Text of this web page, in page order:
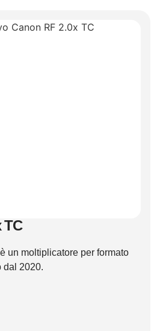
TC
un moltiplicatore per formato
dal 2020.